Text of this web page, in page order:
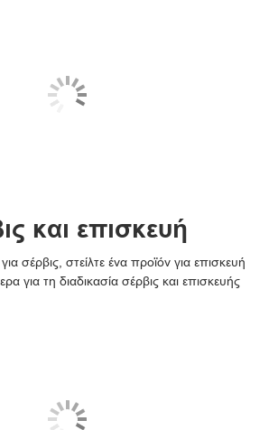
και επισκευή
σέρβις, στείλτε ένα προϊόν για επισκευή
για τη διαδικασία σέρβις και επισκευής